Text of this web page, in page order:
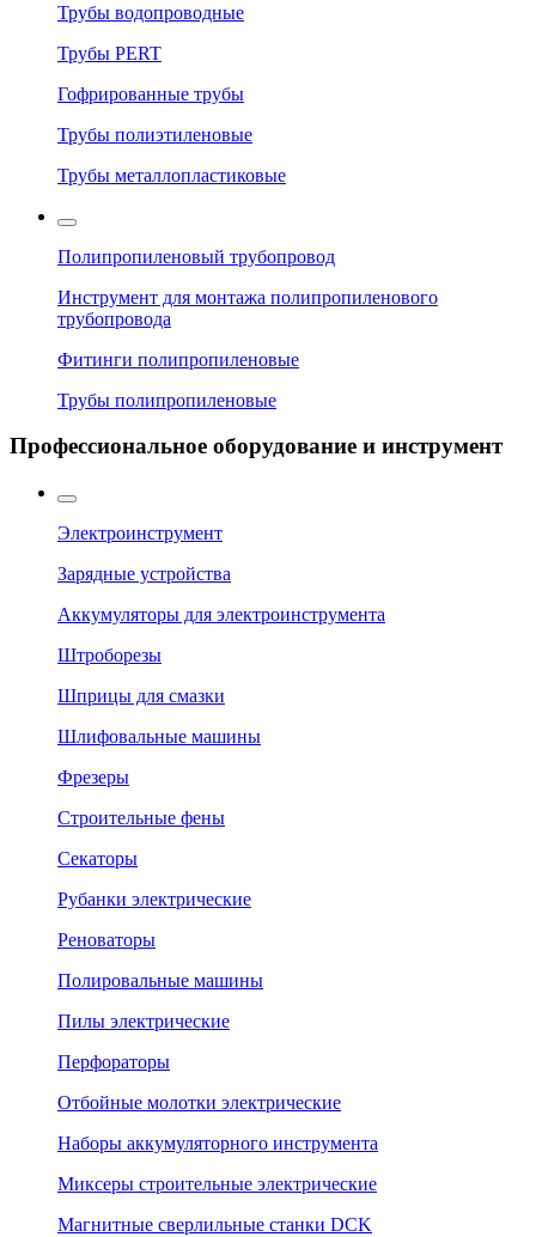
Трубы водопроводные
Трубы PERT
Гофрированные трубы
Трубы полиэтиленовые
Трубы металлопластиковые
Полипропиленовый трубопровод
Инструмент для монтажа полипропиленового
трубопровода
Фитинги полипропиленовые
Трубы полипропиленовые
Профессиональное оборудование и инструмент
Электроинструмент
Зарядные устройства
Аккумуляторы для электроинструмента
Штроборезы
Шприцы для смазки
Шлифовальные машины
Фрезеры
Строительные фены
Секаторы
Рубанки электрические
Реноваторы
Полировальные машины
Пилы электрические
Перфораторы
Отбойные молотки электрические
Наборы аккумуляторного инструмента
Миксеры строительные электрические
Магнитные сверлильные станки DCK